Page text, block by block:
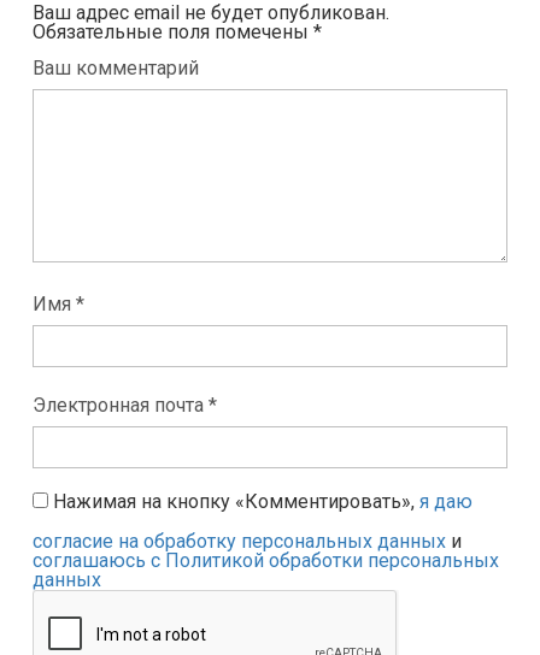
Ваш адрес email не будет опубликован.
Обязательные поля помечены *
Ваш комментарий
Имя *
Электронная почта *
Нажимая на кнопку «Комментировать», я даю
согласие на обработку персональных данных и
соглашаюсь с Политикой обработки персональных
данных